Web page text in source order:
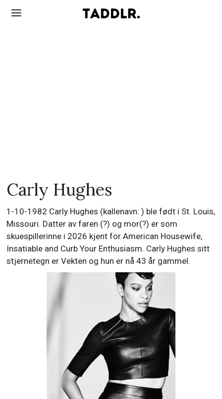
Carly Hughes
1-10-1982 Carly Hughes (kallenavn: ) ble født i St. Louis,
Missouri. Datter av faren (?) og mor(?) er som
skuespillerinne i 2026 kjent for American Housewife,
Insatiable and Curb Your Enthusiasm. Carly Hughes sitt
stjernetegn er Vekten og hun er nå 43 år gammel.